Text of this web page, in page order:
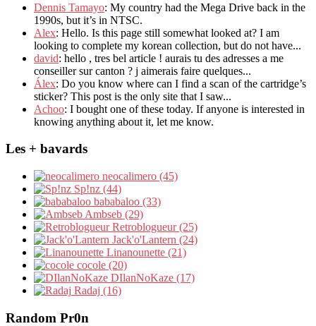
Dennis Tamayo: My country had the Mega Drive back in the
1990s, but it’s in NTSC.
Alex: Hello. Is this page still somewhat looked at? I am
looking to complete my korean collection, but do not have...
david: hello , tres bel article ! aurais tu des adresses a me
conseiller sur canton ? j aimerais faire quelques...
Álex: Do you know where can I find a scan of the cartridge’s
sticker? This post is the only site that I saw...
Achoo: I bought one of these today. If anyone is interested in
knowing anything about it, let me know.
Les + bavards
neocalimero (45)
Sp!nz (44)
bababaloo (33)
Ambseb (29)
Retroblogueur (25)
Jack'o'Lantern (24)
Linanounette (21)
cocole (20)
DIlanNoKaze (17)
Radaj (16)
Random Pr0n